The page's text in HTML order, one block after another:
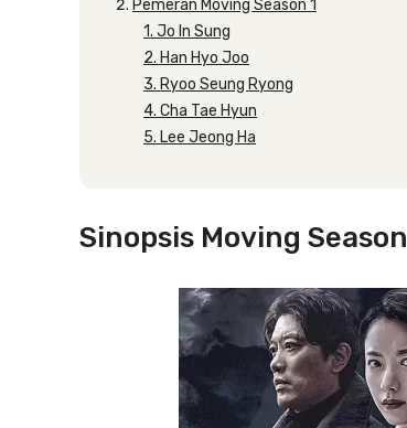
Pemeran Moving Season 1
1. Jo In Sung
2. Han Hyo Joo
3. Ryoo Seung Ryong
4. Cha Tae Hyun
5. Lee Jeong Ha
Sinopsis Moving